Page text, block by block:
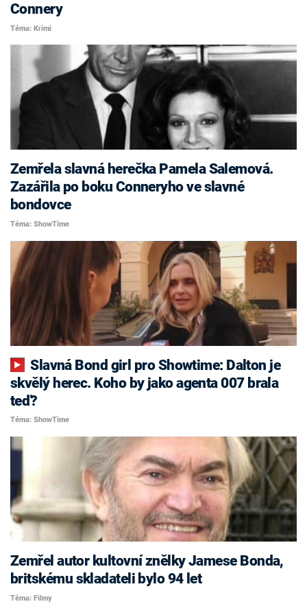
Connery
Téma: Krimi
Zemřela slavná herečka Pamela Salemová.
Zazářila po boku Conneryho ve slavné
bondovce
Téma: ShowTime
Slavná Bond girl pro Showtime: Dalton je
skvělý herec. Koho by jako agenta 007 brala
teď?
Téma: ShowTime
Zemřel autor kultovní znělky Jamese Bonda,
britskému skladateli bylo 94 let
Téma: Filmy